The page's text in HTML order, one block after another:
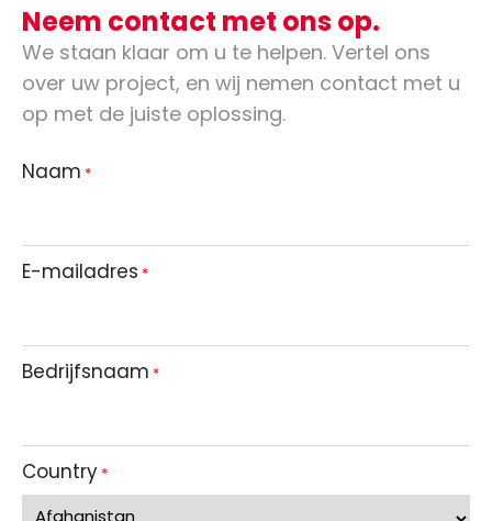
Neem contact met ons op.
We staan klaar om u te helpen. Vertel ons
over uw project, en wij nemen contact met u
op met de juiste oplossing.
Naam *
E-mailadres *
Bedrijfsnaam *
Country*